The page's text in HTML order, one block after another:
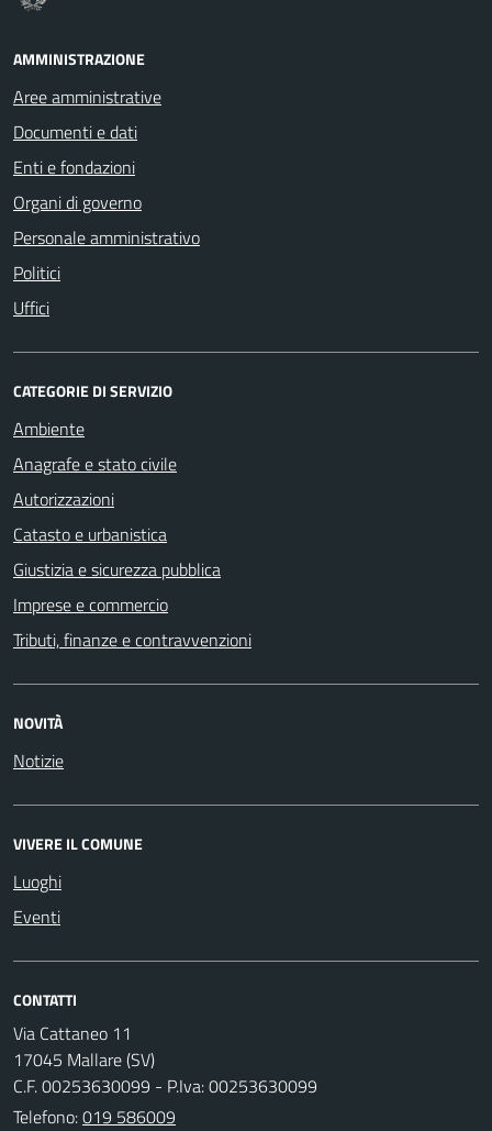
AMMINISTRAZIONE
Aree amministrative
Documenti e dati
Enti e fondazioni
Organi di governo
Personale amministrativo
Politici
Uffici
CATEGORIE DI SERVIZIO
Ambiente
Anagrafe e stato civile
Autorizzazioni
Catasto e urbanistica
Giustizia e sicurezza pubblica
Imprese e commercio
Tributi, finanze e contravvenzioni
NOVITÀ
Notizie
VIVERE IL COMUNE
Luoghi
Eventi
CONTATTI
Via Cattaneo 11
17045 Mallare (SV)
C.F. 00253630099 - P.Iva: 00253630099
Telefono:019 586009